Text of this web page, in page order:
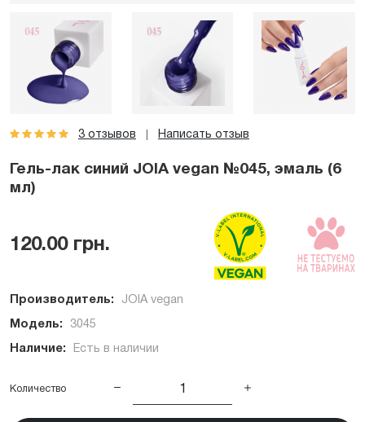
3 отзывов Написать отзыв
Гель-лак синий JOIA vegan №045, эмаль (6
мл)
120.00 грн.
Производитель: JOIA vegan
Модель: 3045
Наличие: Есть в наличии
Количество